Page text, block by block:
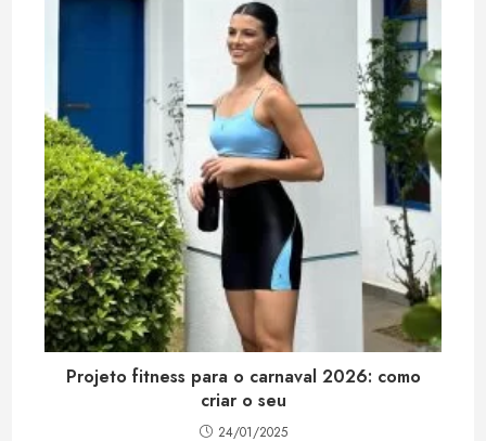
Projeto fitness para o carnaval 2026: como
criar o seu
24/01/2025